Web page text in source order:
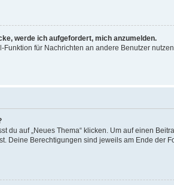
werde ich aufgefordert, mich anzumelden.
für Nachrichten an andere Benutzer
du auf „Neues Thema“ klicken. Um auf einen
Deine Berechtigungen sind jeweils am Ende der